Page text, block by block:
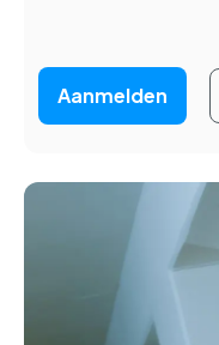
Aanmelden